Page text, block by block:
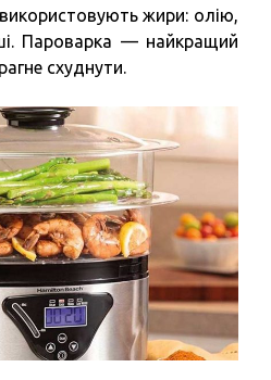
жири: олію,
Пароварка — найкращий
схуднути.